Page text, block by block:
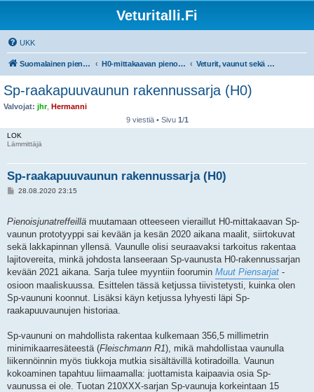
Veturitalli.Fi
UKK
Suomalainen pienoisrautatiefoorumi H0-mittakaavan pienoisrautatiet Veturit, vaunut sekä muu liikkuva kalusto
Sp-raakapuuvaunun rakennussarja (H0)
Valvojat: jhr, Hermanni
9 viestiä • Sivu 1/1
LOK
Lämmittäjä
Sp-raakapuuvaunun rakennussarja (H0)
V
t
i
28.08.2020 23:15
Pienoisjunatreffeillä muutamaan otteeseen vieraillut H0-mittakaavan Sp-
vaunun prototyyppi sai kevään ja kesän 2020 aikana maalit, siirtokuvat
sekä lakkapinnan yllensä. Vaunulle olisi seuraavaksi tarkoitus rakentaa
lajitovereita, minkä johdosta lanseeraan Sp-vaunusta H0-rakennussarjan
kevään 2021 aikana. Sarja tulee myyntiin foorumin Muut Piensarjat -
osioon maaliskuussa. Esittelen tässä ketjussa tiivistetysti, kuinka olen
Sp-vaununi koonnut. Lisäksi käyn ketjussa lyhyesti läpi Sp-
raakapuuvaunujen historiaa.
Sp-vaununi on mahdollista rakentaa kulkemaan 356,5 millimetrin
minimikaarresäteestä (Fleischmann R1), mikä mahdollistaa vaunulla
liikennöinnin myös tiukkoja mutkia sisältävillä kotiradoilla. Vaunun
kokoaminen tapahtuu liimaamalla: juottamista kaipaavia osia Sp-
vaunussa ei ole. Tuotan 210XXX-sarjan Sp-vaunuja korkeintaan 15